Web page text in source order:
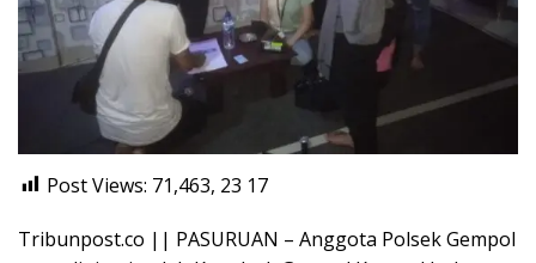
Post Views: 71,463, 23 17
Tribunpost.co || PASURUAN – Anggota Polsek Gempol